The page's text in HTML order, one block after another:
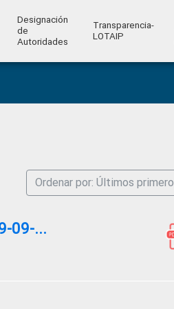
Designación
de
Autoridades
Transparencia-
LOTAIP
Ordenar por: Últimos primero
09-...